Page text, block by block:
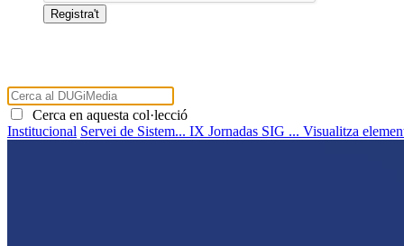
Cerca en aquesta col·lecció
Institucional Servei de Sistem... IX Jornadas SIG ... Visualitza